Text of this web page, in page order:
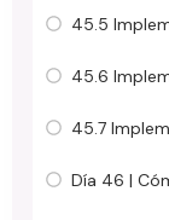
45.5
45.6
45.7
Día 46 |